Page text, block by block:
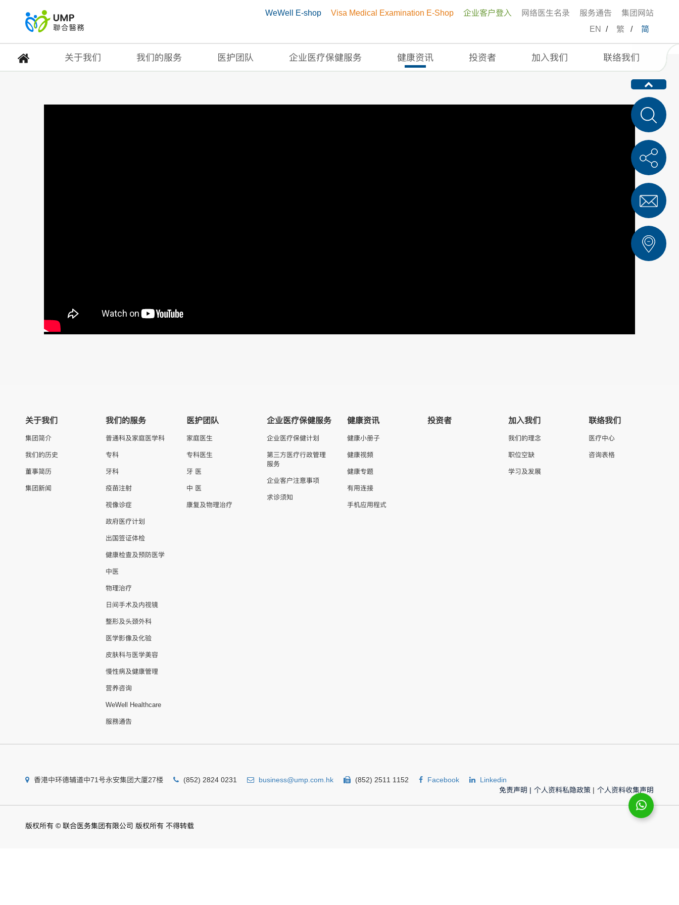
WeWell E-shop Visa Medical Examination E-Shop 企业客户登入 网络医生名录 服务通告
集团网站
EN
/ 繁 / 简
关于我们 我们的服务 医护团队 企业医疗保健服务 健康资讯 投资者 加入我们 联络我们
【健康意识】牙痛－联合医务牙科医生
关于我们
集团简介
我们的历史
董事简历
集团新闻
我们的服务
普通科及家庭医学科
专科
牙科
疫苗注射
视像诊症
政府医疗计划
出国签证体检
健康检查及预防医学
中医
物理治疗
日间手术及内视镜
整形及头颈外科
医学影像及化验
皮肤科与医学美容
慢性病及健康管理
营养咨询
WeWell Healthcare
服務通告
医护团队
家庭医生
专科医生
牙 医
中 医
康复及物理治疗
企业医疗保健服务
企业医疗保健计划
第三方医疗行政管理
服务
企业客户注意事项
求诊须知
健康资讯
健康小册子
健康视频
健康专题
有用连接
手机应用程式
投资者 加入我们
我们的理念
职位空缺
学习及发展
联络我们
医疗中心
咨询表格
香港中环德辅道中71号永安集团大厦27楼 (852) 2824 0231 business@ump.com.hk (852) 2511 1152 Facebook
Linkedin
免责声明 | 个人资料私隐政策 | 个人资料收集声明
版权所有 © 联合医务集团有限公司 版权所有 不得转载